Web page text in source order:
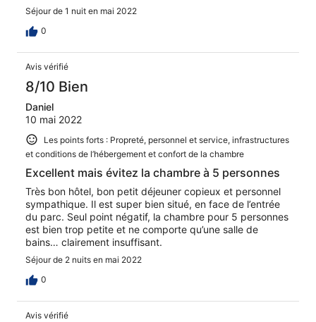
Séjour de 1 nuit en mai 2022
0
Avis vérifié
8/10 Bien
Daniel
10 mai 2022
Les points forts : Propreté, personnel et service, infrastructures
et conditions de l’hébergement et confort de la chambre
Excellent mais évitez la chambre à 5 personnes
Très bon hôtel, bon petit déjeuner copieux et personnel
sympathique. Il est super bien situé, en face de l’entrée
du parc. Seul point négatif, la chambre pour 5 personnes
est bien trop petite et ne comporte qu’une salle de
bains… clairement insuffisant.
Séjour de 2 nuits en mai 2022
0
Avis vérifié